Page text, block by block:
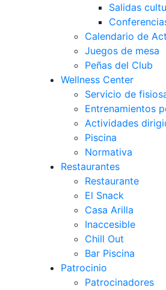
Salidas
Calendario de
Juegos de mesa
Peñas del Club
Wellness Center
Servicio de
Entrenamientos
Actividades
Piscina
Normativa
Restaurantes
Restaurante
El Snack
Casa Arilla
Inaccesible
Chill Out
Bar Piscina
Patrocinio
Patrocinadores